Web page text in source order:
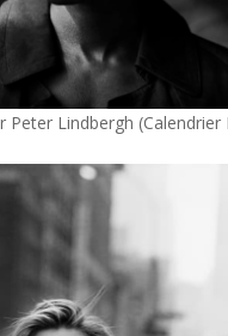
Peter Lindbergh (Calendrier